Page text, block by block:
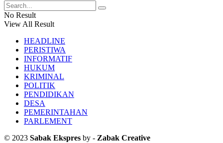
No Result
View All Result
HEADLINE
PERISTIWA
INFORMATIF
HUKUM
KRIMINAL
POLITIK
PENDIDIKAN
DESA
PEMERINTAHAN
PARLEMENT
© 2023 Sabak Ekspres by - Zabak Creative